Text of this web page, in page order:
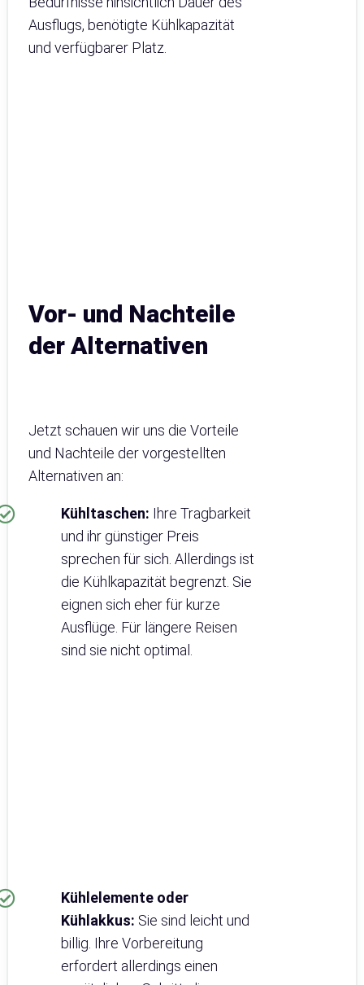
Ausflugs, benötigte Kühlkapazität
und verfügbarer Platz.
Vor- und Nachteile
der Alternativen
Jetzt schauen wir uns die Vorteile
und Nachteile der vorgestellten
Alternativen an:
Kühltaschen: Ihre Tragbarkeit
und ihr günstiger Preis
sprechen für sich. Allerdings ist
die Kühlkapazität begrenzt. Sie
eignen sich eher für kurze
Ausflüge. Für längere Reisen
sind sie nicht optimal.
Kühlelemente oder
Kühlakkus: Sie sind leicht und
billig. Ihre Vorbereitung
erfordert allerdings einen